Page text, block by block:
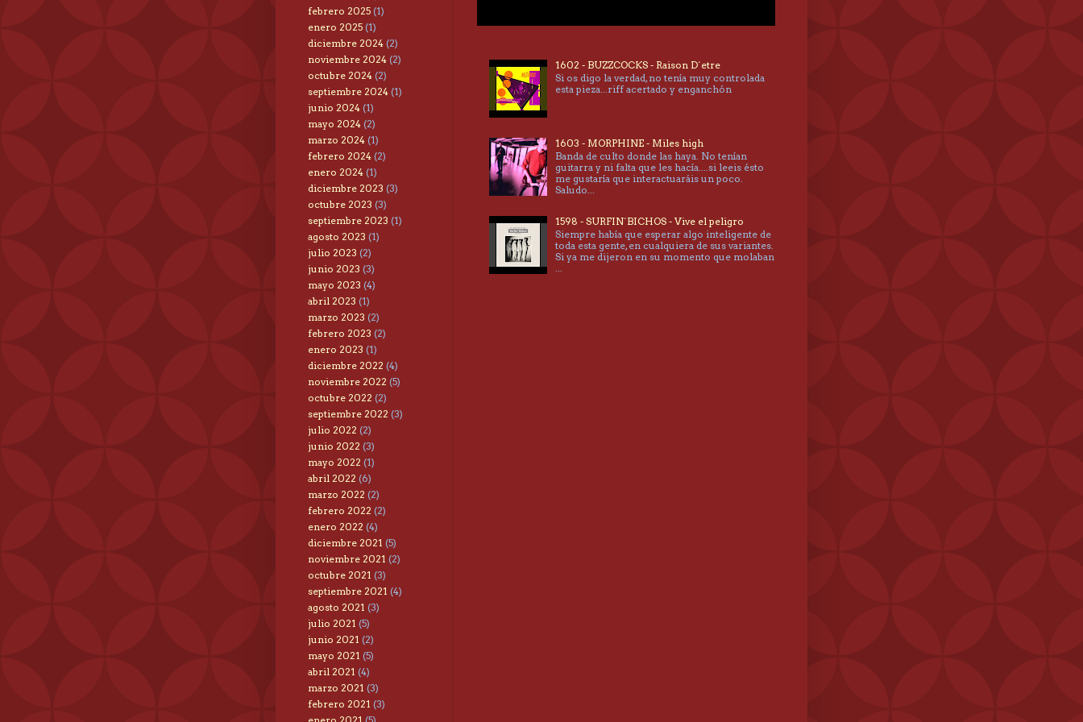
1602 - BUZZCOCKS - Raison D´etre
Si os digo la verdad, no tenía muy controlada
esta pieza...riff acertado y enganchón
1603 - MORPHINE - Miles high
Banda de culto donde las haya. No tenían
guitarra y ni falta que les hacía....si leeis ésto
me gustaría que interactuaráis un poco.
Saludo...
1598 - SURFIN´BICHOS - Vive el peligro
Siempre había que esperar algo inteligente de
toda esta gente, en cualquiera de sus variantes.
Si ya me dijeron en su momento que molaban
febrero 2025 (1)
enero 2025 (1)
diciembre 2024 (2)
noviembre 2024 (2)
octubre 2024 (2)
septiembre 2024 (1)
junio 2024 (1)
mayo 2024 (2)
marzo 2024 (1)
febrero 2024 (2)
enero 2024 (1)
diciembre 2023 (3)
octubre 2023 (3)
septiembre 2023 (1)
agosto 2023 (1)
julio 2023 (2)
junio 2023 (3)
mayo 2023 (4)
abril 2023 (1)
marzo 2023 (2)
febrero 2023 (2)
enero 2023 (1)
diciembre 2022 (4)
noviembre 2022 (5)
octubre 2022 (2)
septiembre 2022 (3)
julio 2022 (2)
junio 2022 (3)
mayo 2022 (1)
abril 2022 (6)
marzo 2022 (2)
febrero 2022 (2)
enero 2022 (4)
diciembre 2021 (5)
noviembre 2021 (2)
octubre 2021 (3)
septiembre 2021 (4)
agosto 2021 (3)
julio 2021 (5)
junio 2021 (2)
mayo 2021 (5)
abril 2021 (4)
marzo 2021 (3)
febrero 2021 (3)